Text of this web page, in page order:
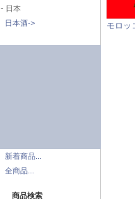
- 日本
日本酒->
新着商品...
全商品...
商品検索
モロッ